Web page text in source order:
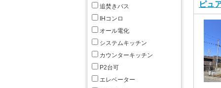
ピュ
追焚きバス
IHコンロ
オール電化
システムキッチン
カウンターキッチン
P2台可
エレベーター